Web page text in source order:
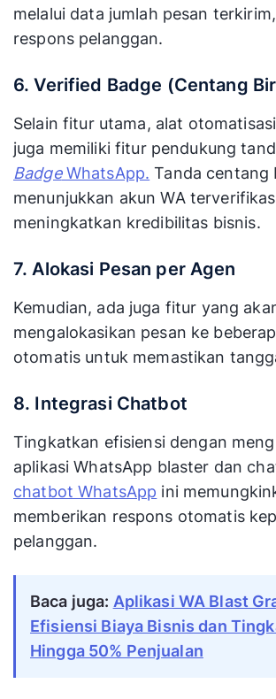
melalui data jumlah pesan
respons pelanggan.
6. Verified Badge (Centang
Selain fitur utama, alat
juga memiliki fitur pendukung
BadgeWhatsApp. Tanda centang
menunjukkan akun WA
meningkatkan kredibilitas bisnis.
7. Alokasi Pesan per Agen
Kemudian, ada juga fitur yang
mengalokasikan pesan ke
otomatis untuk memastikan
8. Integrasi Chatbot
Tingkatkan efisiensi dengan
aplikasi WhatsApp blaster dan
chatbot WhatsApp ini
memberikan respons otomatis
pelanggan.
Baca juga: Aplikasi WA Blast
Efisiensi Biaya Bisnis dan
Hingga 50% Penjualan